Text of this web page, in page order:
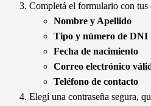
Completá el formulario con tus
Nombre y Apellido
Tipo y número de DNI
Fecha de nacimiento
Correo electrónico
Teléfono de contacto
Elegí una contraseña segura,